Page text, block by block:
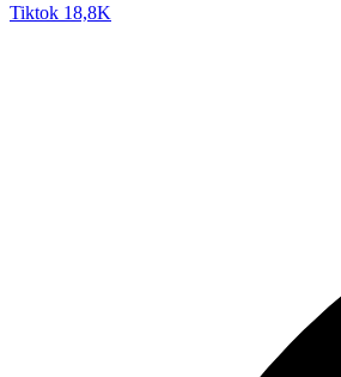
Tiktok 18,8K